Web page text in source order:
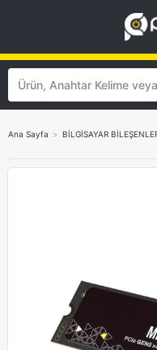
Ana Sayfa > BİLGİSAYAR